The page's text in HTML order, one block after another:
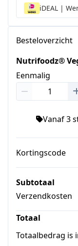
iDEAL |
Besteloverzicht
Nutrifoodz®
Eenmalig
Vanaf 3
Kortingscode
Subtotaal
Verzendkosten
Totaal
Totaalbedrag is